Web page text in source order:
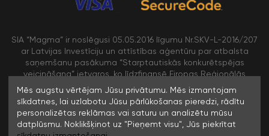
SIA “Magma” ir noslēgusi 05.05.2016 līgumu Nr.SKV-L-2016/207
ar Latvijas Investīciju un attīstības aģentūru par atbalsta
saņemšanu pasākuma “Starptautiskās konkurētspējas
veicināšana” ietvaros, ko līdzfinansē Eiropas Reģionālās
attīstības fonds
Mēs augstu vērtējam Jūsu privātumu. Mēs izmantojam
sīkdatnes, lai uzlabotu Jūsu pārlūkošanas pieredzi, rādītu
personalizētas reklāmas vai saturu un analizētu mūsu
datplūsmu. Noklikšķinot uz "Pieņemt visu", Jūs piekrītat